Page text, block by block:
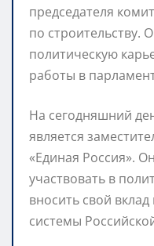
председателя
по строительству.
политическую
работы в
На сегодняшний
является
«Единая Россия».
участвовать в
вносить свой
системы